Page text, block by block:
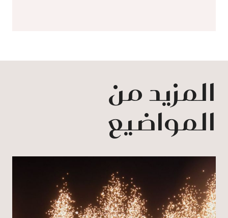
المزيد من
المواضيع